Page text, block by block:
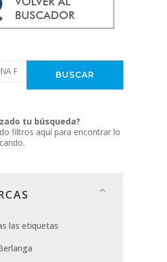
tu búsqueda?
filtros aquí para encontrar lo
las etiquetas